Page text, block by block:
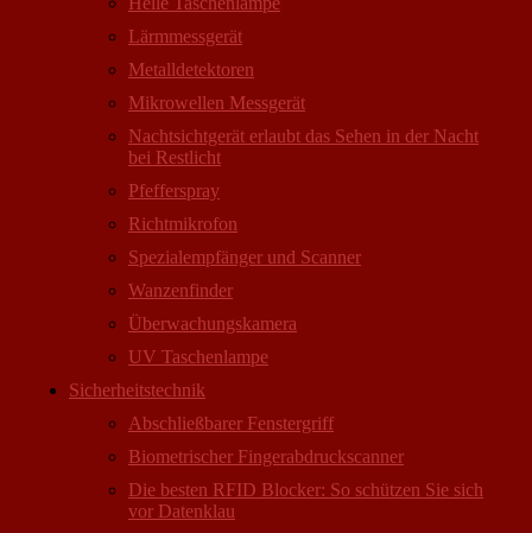
Lärmmessgerät
Metalldetektoren
Mikrowellen Messgerät
Nachtsichtgerät erlaubt das Sehen in der Nacht
bei Restlicht
Pfefferspray
Richtmikrofon
Spezialempfänger und Scanner
Wanzenfinder
Überwachungskamera
UV Taschenlampe
Sicherheitstechnik
Abschließbarer Fenstergriff
Biometrischer Fingerabdruckscanner
Die besten RFID Blocker: So schützen Sie sich
vor Datenklau